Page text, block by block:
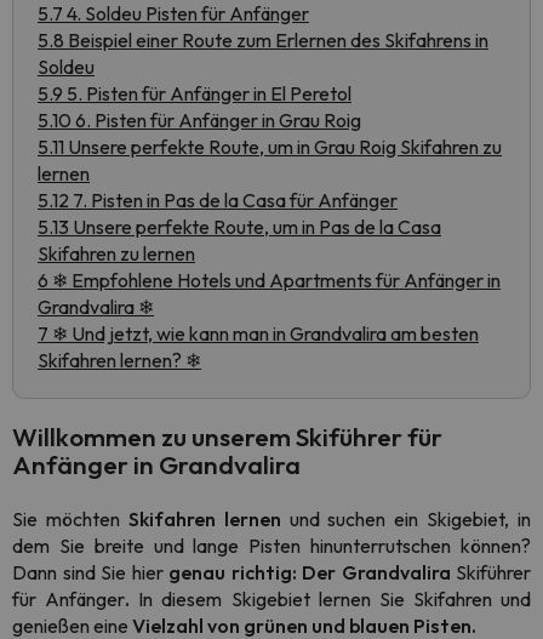
5.7 4. Soldeu Pisten für Anfänger
5.8 Beispiel einer Route zum Erlernen des Skifahrens in
Soldeu
5.9 5. Pisten für Anfänger in El Peretol
5.10 6. Pisten für Anfänger in Grau Roig
5.11 Unsere perfekte Route, um in Grau Roig Skifahren zu
lernen
5.12 7. Pisten in Pas de la Casa für Anfänger
5.13 Unsere perfekte Route, um in Pas de la Casa
Skifahren zu lernen
6 ❄ Empfohlene Hotels und Apartments für Anfänger in
Grandvalira ❄
7 ❄ Und jetzt, wie kann man in Grandvalira am besten
Skifahren lernen? ❄
Willkommen zu unserem Skiführer für
Anfänger in Grandvalira
Sie möchten Skifahren lernen und suchen ein Skigebiet, in
dem Sie breite und lange Pisten hinunterrutschen können?
Dann sind Sie hier genau richtig: Der Grandvalira Skiführer
für Anfänger. In diesem Skigebiet lernen Sie Skifahren und
genießen eine Vielzahl von grünen und blauen Pisten.